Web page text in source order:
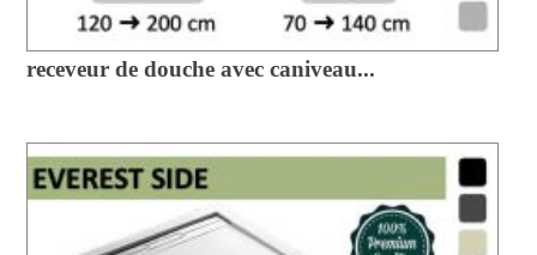
receveur de douche avec caniveau...